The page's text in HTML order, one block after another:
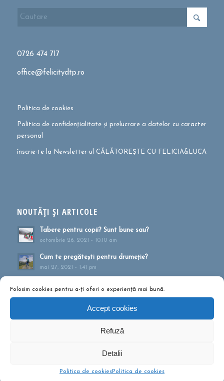
Folosim cookies pentru a-ți oferi o experiență mai bună.
Accept cookies
Refuză
Detalii
Politica de cookiesPolitica de cookies
0726 474 717
office@felicitydtp.ro
Politica de cookies
Politica de confidențialitate și prelucrare a datelor cu caracter
personal
înscrie-te la Newsletter-ul CĂLĂTOREȘTE CU FELICIA&LUCA
NOUTĂȚI ȘI ARTICOLE
Tabere pentru copii? Sunt bune sau?
octombrie 26, 2021 - 10:10 am
Cum te pregătești pentru drumeție?
mai 27, 2021 - 1:41 pm
aprilie 20, 2021 - 1:16 pm
Drumeții montane pentru familii!
februarie 13, 2020 - 5:21 pm